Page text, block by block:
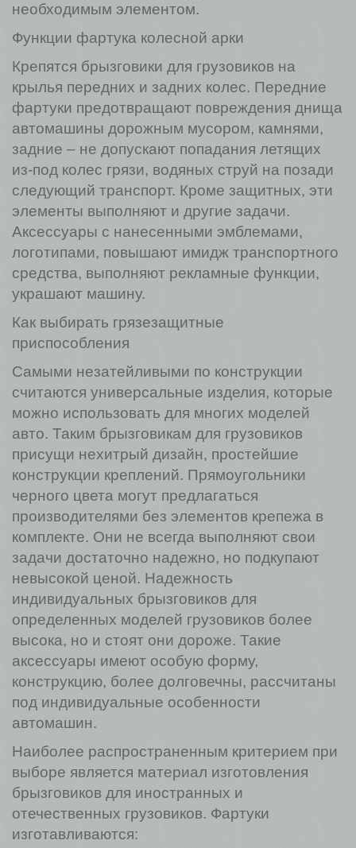
необходимым элементом.
Функции фартука колесной арки
Крепятся брызговики для грузовиков на
крылья передних и задних колес. Передние
фартуки предотвращают повреждения днища
автомашины дорожным мусором, камнями,
задние – не допускают попадания летящих
из-под колес грязи, водяных струй на позади
следующий транспорт. Кроме защитных, эти
элементы выполняют и другие задачи.
Аксессуары с нанесенными эмблемами,
логотипами, повышают имидж транспортного
средства, выполняют рекламные функции,
украшают машину.
Как выбирать грязезащитные
приспособления
Самыми незатейливыми по конструкции
считаются универсальные изделия, которые
можно использовать для многих моделей
авто. Таким брызговикам для грузовиков
присущи нехитрый дизайн, простейшие
конструкции креплений. Прямоугольники
черного цвета могут предлагаться
производителями без элементов крепежа в
комплекте. Они не всегда выполняют свои
задачи достаточно надежно, но подкупают
невысокой ценой. Надежность
индивидуальных брызговиков для
определенных моделей грузовиков более
высока, но и стоят они дороже. Такие
аксессуары имеют особую форму,
конструкцию, более долговечны, рассчитаны
под индивидуальные особенности
автомашин.
Наиболее распространенным критерием при
выборе является материал изготовления
брызговиков для иностранных и
отечественных грузовиков. Фартуки
изготавливаются: